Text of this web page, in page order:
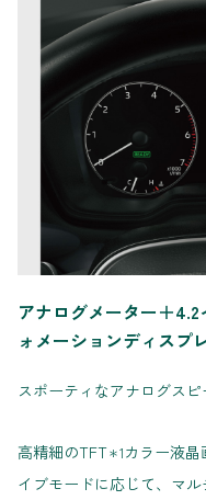
アナログメーター＋
ォメーションディスプ
スポーティなアナログスピ
高精細のTFT＊1カラー液
イブモードに応じて、マ